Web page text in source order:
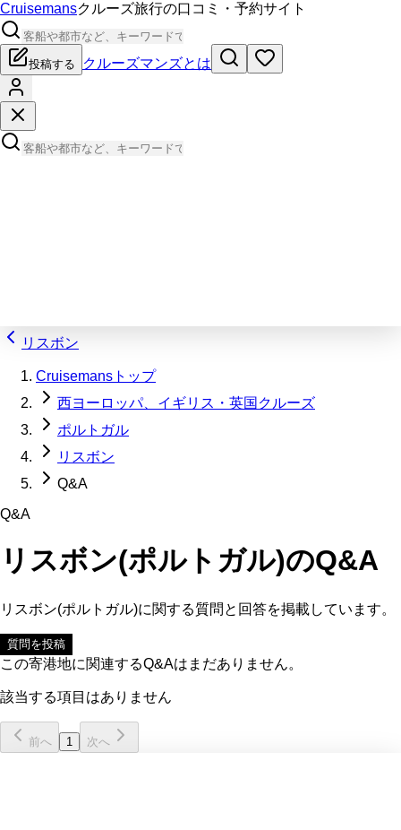
Cruisemansクルーズ旅行の口コミ・予約サイト
投稿する クルーズマンズとは
リスボン
Cruisemansトップ
西ヨーロッパ、イギリス・英国クルーズ
ポルトガル
リスボン
Q&A
Q&A
リスボン(ポルトガル)のQ&A
リスボン(ポルトガル)に関する質問と回答を掲載しています。
質問を投稿
この寄港地に関連するQ&Aはまだありません。
該当する項目はありません
前へ 1 次へ